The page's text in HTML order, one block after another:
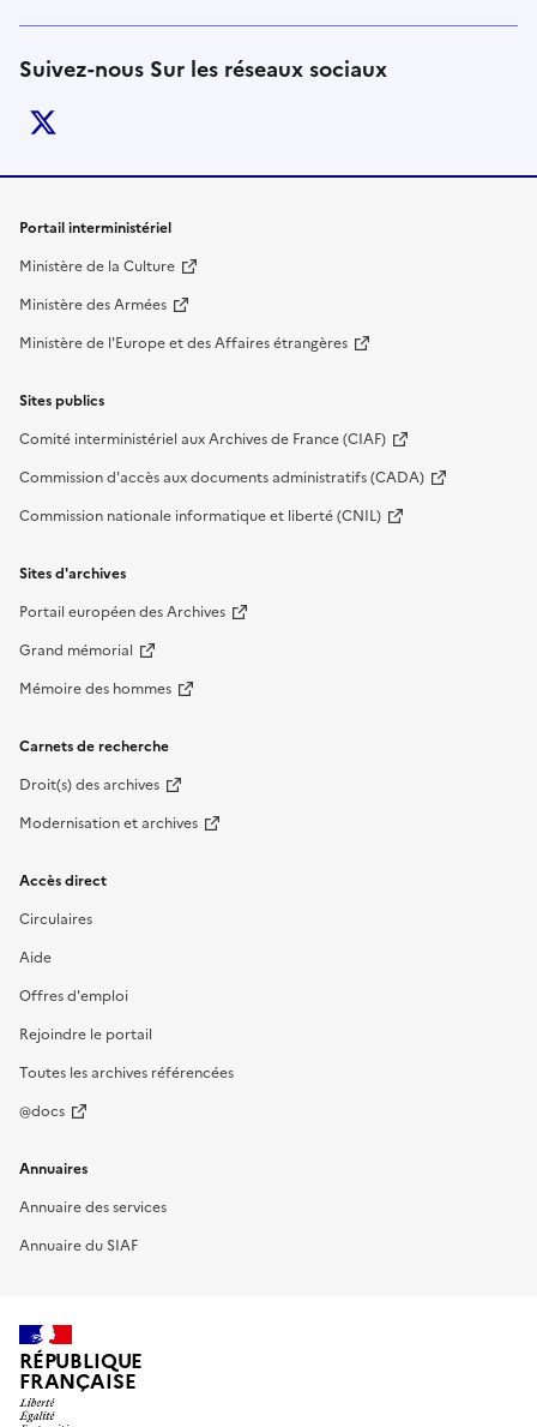
Suivez-nous Sur les réseaux sociaux
Liens de bas de page
Portail interministériel
Ministère de la Culture
Ministère des Armées
Ministère de l'Europe et des Affaires étrangères
Sites publics
Comité interministériel aux Archives de France (CIAF)
Commission d'accès aux documents administratifs (CADA)
Commission nationale informatique et liberté (CNIL)
Sites d'archives
Portail européen des Archives
Grand mémorial
Mémoire des hommes
Carnets de recherche
Droit(s) des archives
Modernisation et archives
Accès direct
Circulaires
Aide
Offres d'emploi
Rejoindre le portail
Toutes les archives référencées
@docs
Annuaires
Annuaire des services
Annuaire du SIAF
RÉPUBLIQUE
FRANÇAISE